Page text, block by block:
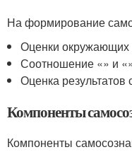
На формирование
Оценки окружающих
Соотношение «» и
Оценка результатов
Компоненты
Компоненты